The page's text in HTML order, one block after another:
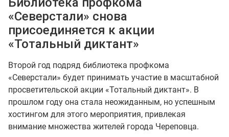
«Северстали» снова
присоединяется к акции
«Тотальный диктант»
Второй год подряд библиотека профкома
«Северстали» будет принимать участие в масштабной
просветительской акции «Тотальный диктант». В
прошлом году она стала неожиданным, но успешным
хостингом для этого мероприятия, привлекая
внимание множества жителей города Череповца.